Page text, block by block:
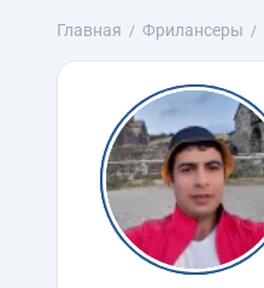
Главная Фрилансеры